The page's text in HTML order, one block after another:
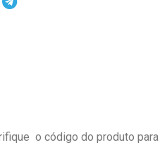
o código do produto para